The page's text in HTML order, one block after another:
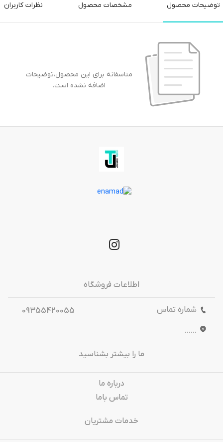
توضیحات محصول مشخصات محصول نظرات کاربران
متاسفانه برای این محصول،توضیحات
اضافه نشده است.
اطلاعات فروشگاه
شماره تماس
09355420055
......
ما را بیشتر بشناسید
درباره‌ ما
تماس باما
خدمات مشتریان